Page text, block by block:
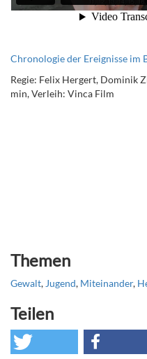
Chronologie der Ereignisse im
Regie: Felix Hergert, Dominik
min, Verleih: Vinca Film
Themen
Gewalt,Jugend, Miteinander,
Teilen